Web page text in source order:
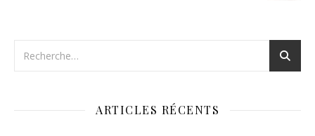
ARTICLES RÉCENTS